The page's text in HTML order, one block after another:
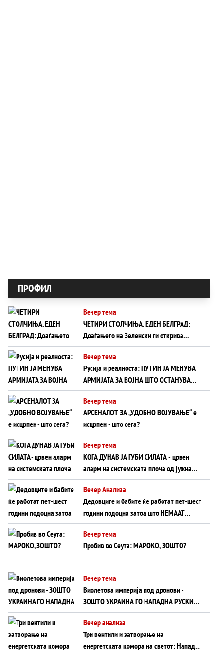
ПРОФИЛ
Вечер тема
ЧЕТИРИ СТОЛЧИЊА, ЕДЕН БЕЛГРАД:
Доаѓањето на Зеленски ги открива
тајните на политиката на балансирање
на Вучиќ
Вечер тема
Русија и реалноста: ПУТИН ЈА МЕНУВА
АРМИЈАТА ЗА ВОЈНА ШТО ОСТАНУВА
БЕЗ ФРОНТ
Вечер тема
АРСЕНАЛОТ ЗА „УДОБНО ВОЈУВАЊЕ“ е
исцрпен - што сега?
Вечер тема
КОГА ДУНАВ ЈА ГУБИ СИЛАТА - црвен
аларм на системската плоча од јужна
Германија до Црното Море...
Вечер Анализа
Дедовците и бабите ќе работат пет-шест
години подоцна затоа што НЕМААТ
ВНУЦИ ДА ГИ ЗАМЕНАТ
Вечер тема
Пробив во Сеута: МАРОКО, ЗОШТО?
Вечер тема
Виолетова империја под дронови -
ЗОШТО УКРАИНА ГО НАПАДНА РУСКИОТ
WILDBERRIES
Вечер анализа
Три вентили и затворање на
енергетската комора на светот: Нападот